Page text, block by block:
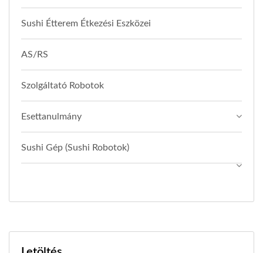
Sushi Étterem Étkezési Eszközei
AS/RS
Szolgáltató Robotok
Esettanulmány
Sushi Gép (Sushi Robotok)